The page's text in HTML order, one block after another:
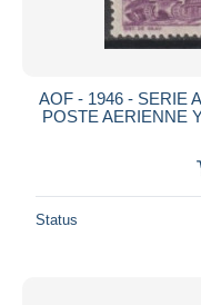
AOF - 1946 - SERIE
POSTE AERIENNE
Status